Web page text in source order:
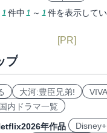
1 件中 1 ～ 1 件を表示してい
[PR]
プ
大河:豊臣兄弟!
内ドラマ一覧
年作品